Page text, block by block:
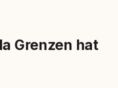
Grenzen hat